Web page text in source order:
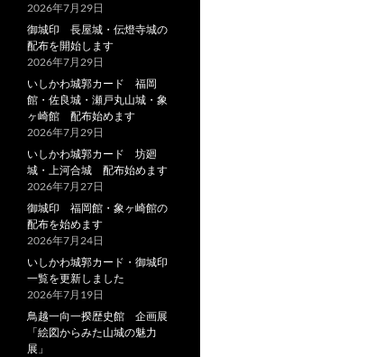
2026年7月29日
御城印 長屋城・伝燈寺城の
配布を開始します
2026年7月29日
いしかわ城郭カード 福岡
館・佐良城・瀬戸丸山城・象
ヶ崎館 配布始めます
2026年7月29日
いしかわ城郭カード 坊廻
城・上河合城 配布始めます
2026年7月27日
御城印 福岡館・象ヶ崎館の
配布を始めます
2026年7月24日
いしかわ城郭カード・御城印
一覧を更新しました
2026年7月19日
鳥越一向一揆歴史館 企画展
「絵図からみた山城の魅力
展」